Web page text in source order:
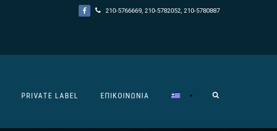
210-5766669, 210-5782052, 210-5780887
PRIVATE LABEL ΕΠΙΚΟΙΝΩΝΊΑ